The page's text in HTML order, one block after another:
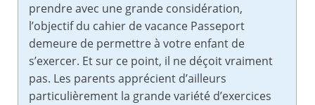
prendre avec une grande considération,
l’objectif du cahier de vacance Passeport
demeure de permettre à votre enfant de
s’exercer. Et sur ce point, il ne déçoit vraiment
pas. Les parents apprécient d’ailleurs
particulièrement la grande variété d’exercices